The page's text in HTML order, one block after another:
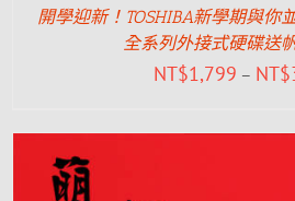
開學迎新！TOSHIBA新學期與你
全系列外接式硬碟送
NT$1,799 – NT$